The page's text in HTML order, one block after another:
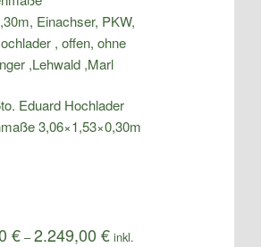
Eduard Hochlader
3,06×1,53×0,30m
€– 2.249,00 €